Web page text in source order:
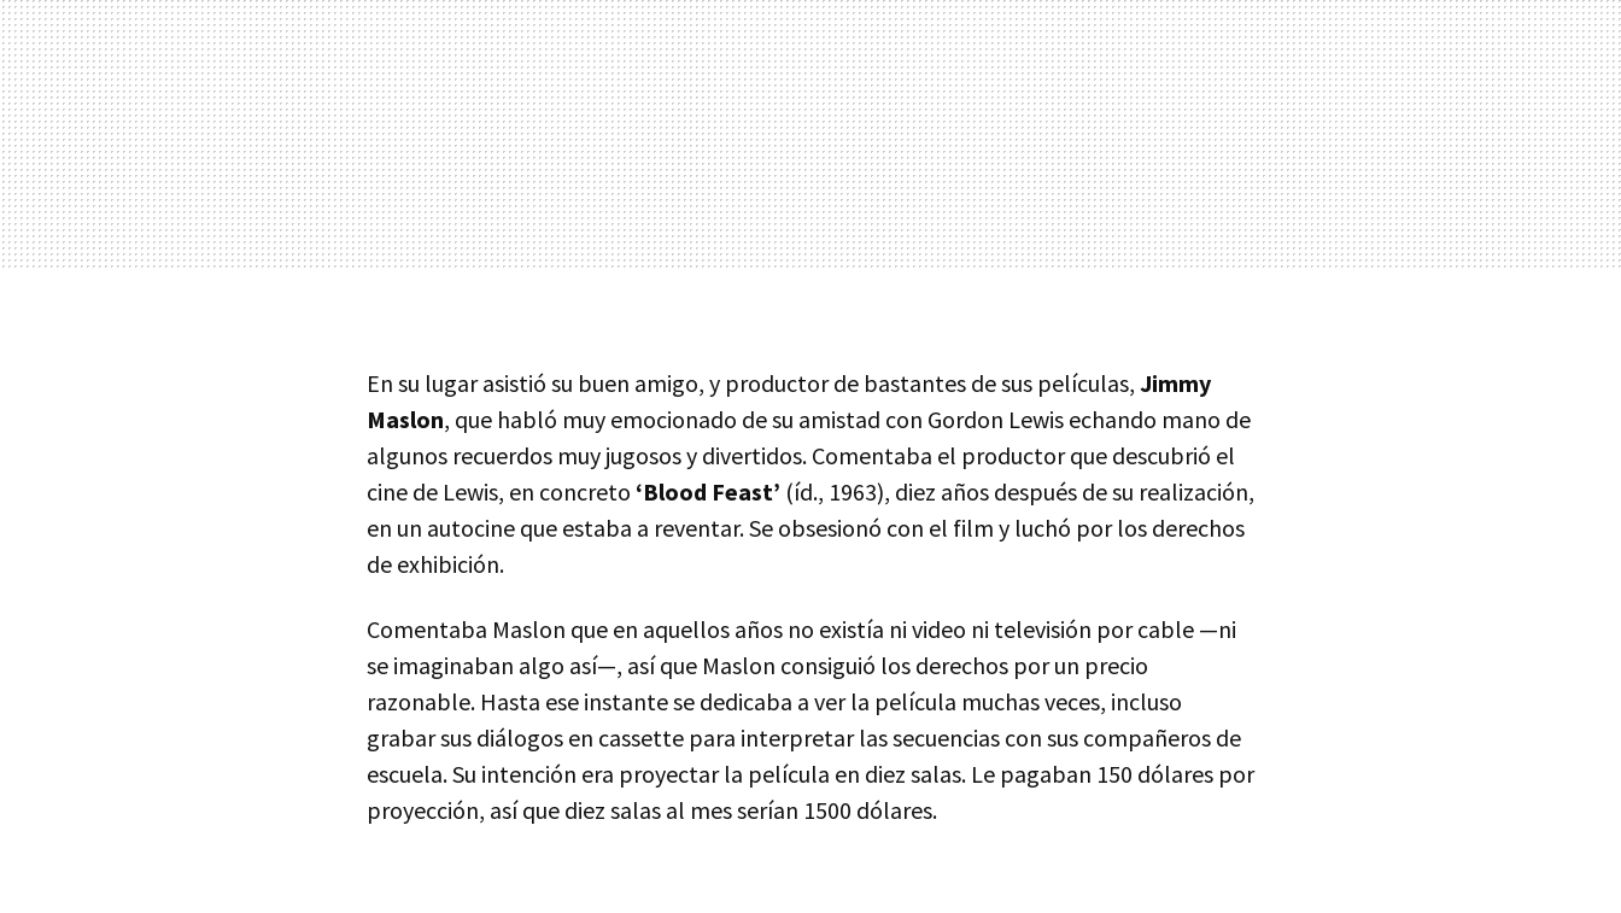
En su lugar asistió su buen amigo, y productor de bastantes de sus películas, Jimmy
Maslon, que habló muy emocionado de su amistad con Gordon Lewis echando mano de
algunos recuerdos muy jugosos y divertidos. Comentaba el productor que descubrió el
cine de Lewis, en concreto ‘Blood Feast’ (íd., 1963), diez años después de su realización,
en un autocine que estaba a reventar. Se obsesionó con el film y luchó por los derechos
de exhibición.
Comentaba Maslon que en aquellos años no existía ni video ni televisión por cable —ni
se imaginaban algo así—, así que Maslon consiguió los derechos por un precio
razonable. Hasta ese instante se dedicaba a ver la película muchas veces, incluso
grabar sus diálogos en cassette para interpretar las secuencias con sus compañeros de
escuela. Su intención era proyectar la película en diez salas. Le pagaban 150 dólares por
proyección, así que diez salas al mes serían 1500 dólares.